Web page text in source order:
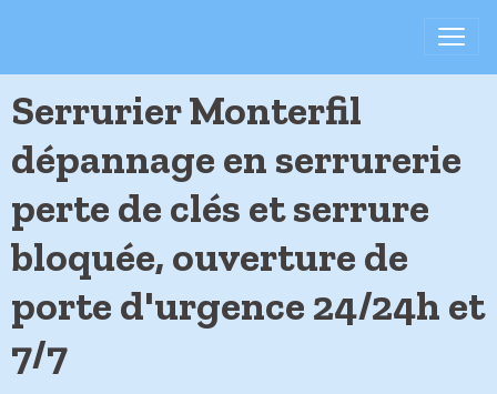
Serrurier Monterfil
dépannage en serrurerie
perte de clés et serrure
bloquée, ouverture de
porte d'urgence 24/24h et
7/7